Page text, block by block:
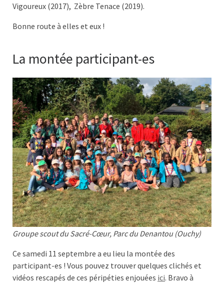
Vigoureux (2017), Zèbre Tenace (2019).
Bonne route à elles et eux !
La montée participant-es
Groupe scout du Sacré-Cœur, Parc du Denantou (Ouchy)
Ce samedi 11 septembre a eu lieu la montée des
participant-es ! Vous pouvez trouver quelques clichés et
vidéos rescapés de ces péripéties enjouées ici. Bravo à